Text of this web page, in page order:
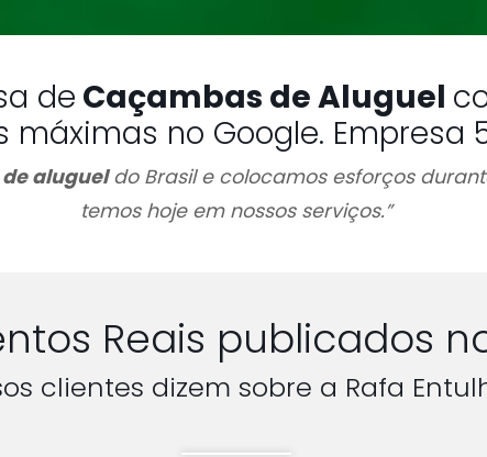
de Caçambas de Aluguel
máximas no Google. Empresa
alugueldo Brasil e colocamos esforços
temos hoje em nossos serviços.”
Reais publicados
clientes dizem sobre a Rafa